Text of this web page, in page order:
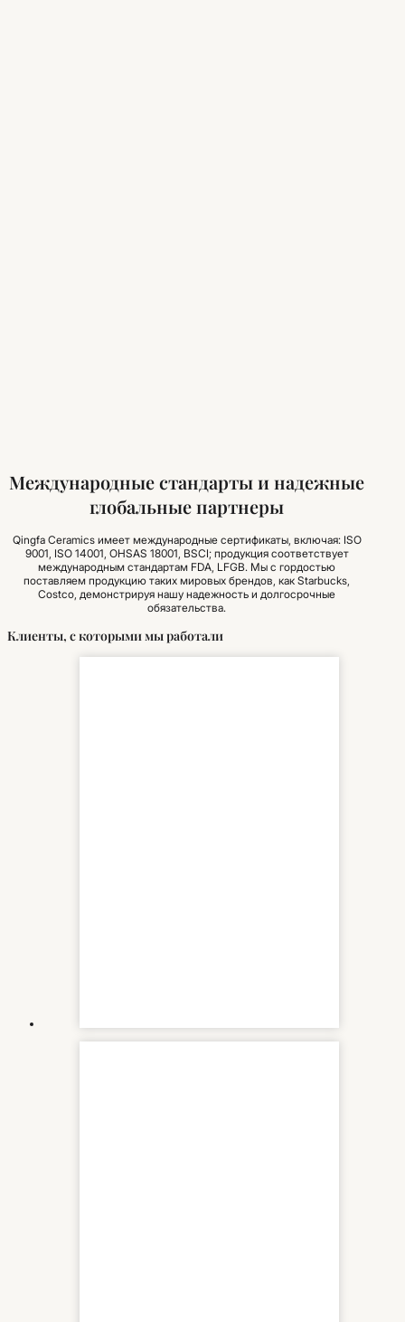
Международные стандарты и надежные
глобальные партнеры
Qingfa Ceramics имеет международные сертификаты, включая: ISO
9001, ISO 14001, OHSAS 18001, BSCI; продукция соответствует
международным стандартам FDA, LFGB. Мы с гордостью
поставляем продукцию таких мировых брендов, как Starbucks,
Costco, демонстрируя нашу надежность и долгосрочные
обязательства.
Клиенты, с которыми мы работали